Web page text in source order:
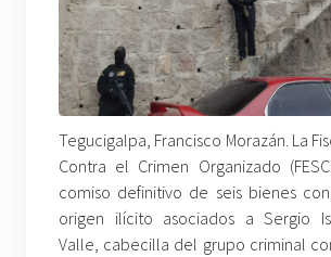
Tegucigalpa, Francisco Morazán. La
Contra el Crimen Organizado
comiso definitivo de seis bienes
origen ilícito asociados a Sergio
Valle, cabecilla del grupo criminal